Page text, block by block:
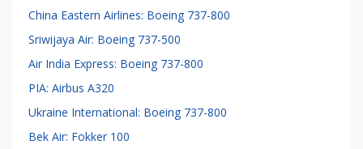
China Eastern Airlines: Boeing 737-800
Sriwijaya Air: Boeing 737-500
Air India Express: Boeing 737-800
PIA: Airbus A320
Ukraine International: Boeing 737-800
Bek Air: Fokker 100